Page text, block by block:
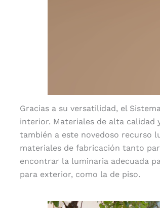
Gracias a su versatilidad, el
interior. Materiales de alta calidad
también a este novedoso recurso
materiales de fabricación tanto
encontrar la luminaria adecuada
para exterior, como la de piso.